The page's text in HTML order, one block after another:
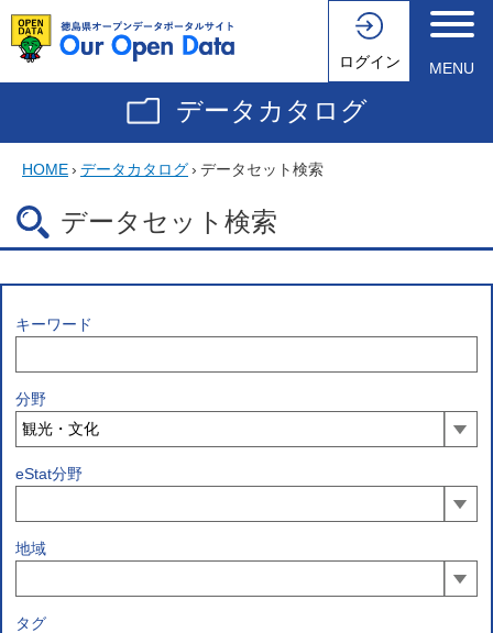
ログイン MENU
データカタログ
HOME› データカタログ› データセット検索
データセット検索
キーワード
分野
eStat分野
地域
タグ